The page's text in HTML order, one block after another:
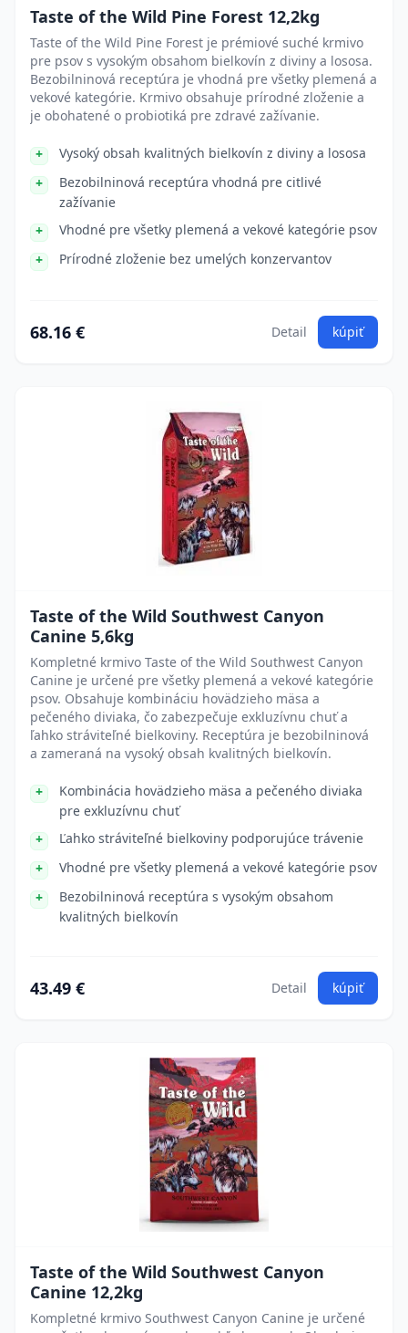
Taste of the Wild Pine Forest 12,2kg
Taste of the Wild Pine Forest je prémiové suché krmivo
pre psov s vysokým obsahom bielkovín z diviny a lososa.
Bezobilninová receptúra je vhodná pre všetky plemená a
vekové kategórie. Krmivo obsahuje prírodné zloženie a
je obohatené o probiotiká pre zdravé zažívanie.
Vysoký obsah kvalitných bielkovín z diviny a lososa
Bezobilninová receptúra vhodná pre citlivé
zažívanie
Vhodné pre všetky plemená a vekové kategórie psov
Prírodné zloženie bez umelých konzervantov
68.16 € Detail kúpiť
Taste of the Wild Southwest Canyon
Canine 5,6kg
Kompletné krmivo Taste of the Wild Southwest Canyon
Canine je určené pre všetky plemená a vekové kategórie
psov. Obsahuje kombináciu hovädzieho mäsa a
pečeného diviaka, čo zabezpečuje exkluzívnu chuť a
ľahko stráviteľné bielkoviny. Receptúra je bezobilninová
a zameraná na vysoký obsah kvalitných bielkovín.
Kombinácia hovädzieho mäsa a pečeného diviaka
pre exkluzívnu chuť
Ľahko stráviteľné bielkoviny podporujúce trávenie
Vhodné pre všetky plemená a vekové kategórie psov
Bezobilninová receptúra s vysokým obsahom
kvalitných bielkovín
43.49 € Detail kúpiť
Taste of the Wild Southwest Canyon
Canine 12,2kg
Kompletné krmivo Southwest Canyon Canine je určené